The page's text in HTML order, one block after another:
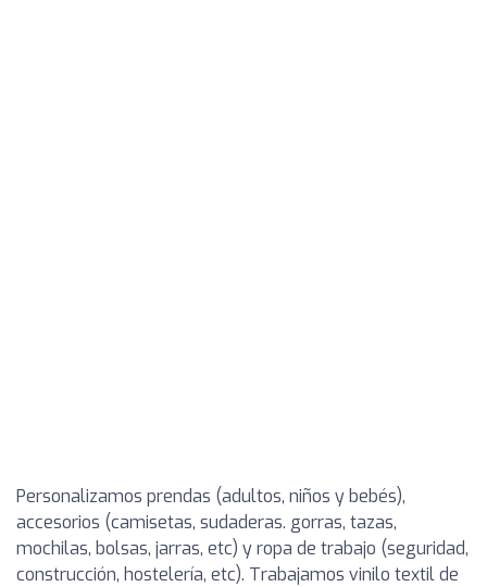
Personalizamos prendas (adultos, niños y bebés),
accesorios (camisetas, sudaderas. gorras, tazas,
mochilas, bolsas, jarras, etc) y ropa de trabajo (seguridad,
construcción, hostelería, etc). Trabajamos vinilo textil de